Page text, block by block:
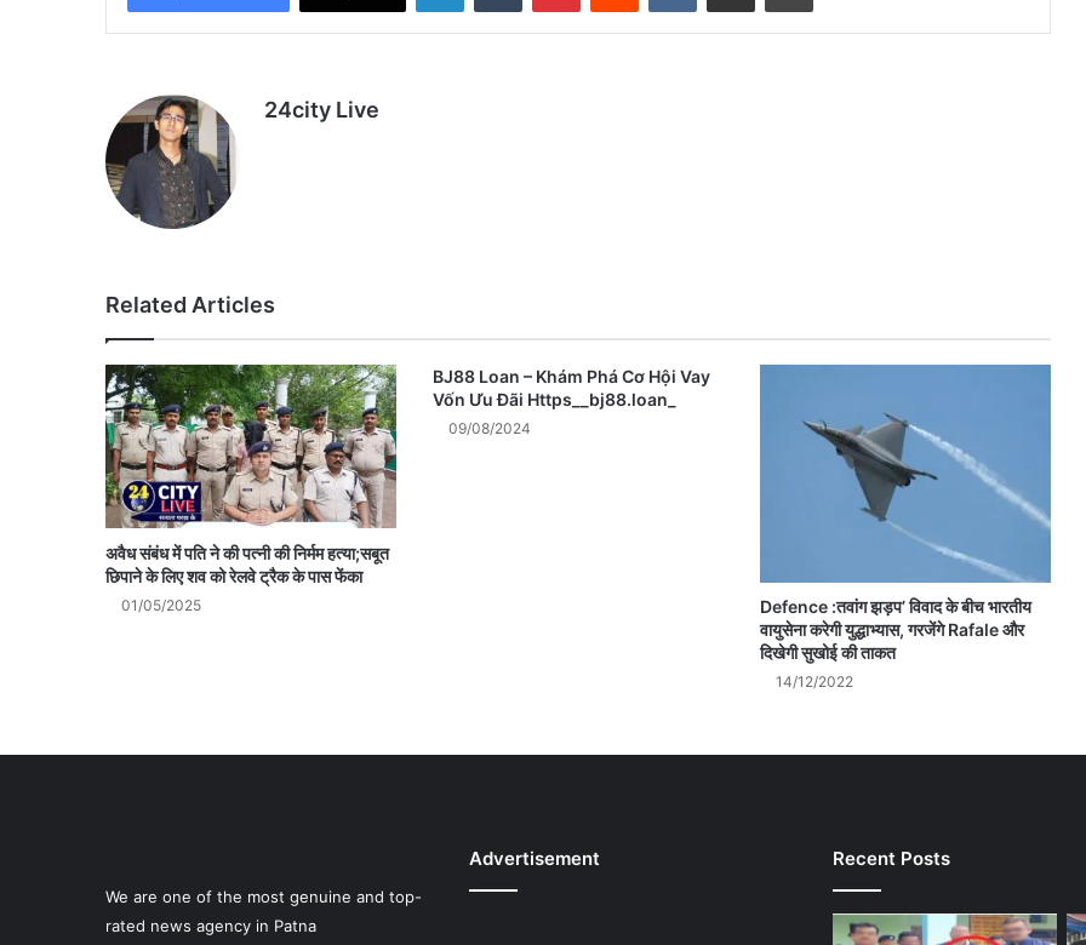
24city Live
Related Articles
अवैध संबंध में पति ने की पत्नी की निर्मम हत्या;सबूत
छिपाने के लिए शव को रेलवे ट्रैक के पास फेंका
01/05/2025
BJ88 Loan – Khám Phá Cơ Hội Vay
Vốn Ưu Đãi Https__bj88.loan_
09/08/2024
Defence :तवांग झड़प’ विवाद के बीच भारतीय
वायुसेना करेगी युद्धाभ्यास, गरजेंगे Rafale और
दिखेगी सुखोई की ताकत
14/12/2022
We are one of the most genuine and top-
rated news agency in Patna
Advertisement Recent Posts